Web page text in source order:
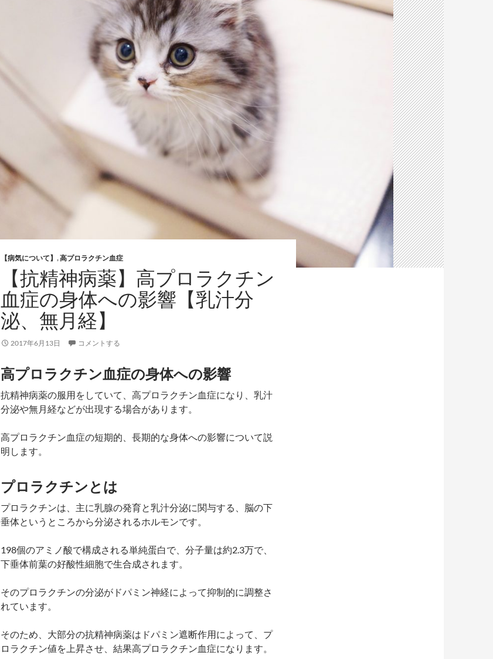
【病気について】 ,高プロラクチン血症
【抗精神病薬】高プロラクチン
血症の身体への影響【乳汁分
泌、無月経】
2017年6月13日 コメントする
高プロラクチン血症の身体への影響
抗精神病薬の服用をしていて、高プロラクチン血症になり、乳汁
分泌や無月経などが出現する場合があります。
高プロラクチン血症の短期的、長期的な身体への影響について説
明します。
プロラクチンとは
プロラクチンは、主に乳腺の発育と乳汁分泌に関与する、脳の下
垂体というところから分泌されるホルモンです。
198個のアミノ酸で構成される単純蛋白で、分子量は約2.3万で、
下垂体前葉の好酸性細胞で生合成されます。
そのプロラクチンの分泌がドパミン神経によって抑制的に調整さ
れています。
そのため、大部分の抗精神病薬はドパミン遮断作用によって、プ
ロラクチン値を上昇させ、結果高プロラクチン血症になります。